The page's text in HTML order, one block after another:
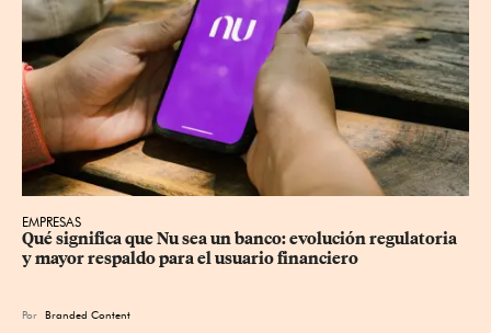
EMPRESAS
Qué significa que Nu sea un banco: evolución regulatoria
y mayor respaldo para el usuario financiero
Por Branded Content